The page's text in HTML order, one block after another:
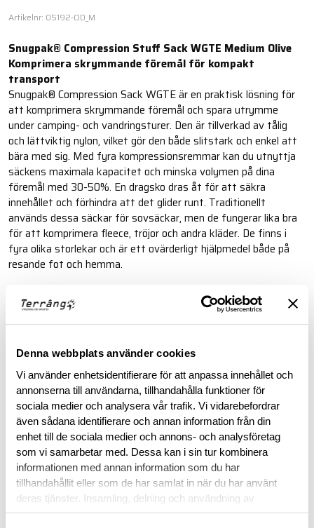
Denna webbplats använder cookies
Vi använder enhetsidentifierare för att anpassa innehållet och
annonserna till användarna, tillhandahålla funktioner för
sociala medier och analysera vår trafik. Vi vidarebefordrar
även sådana identifierare och annan information från din
enhet till de sociala medier och annons- och analysföretag
som vi samarbetar med. Dessa kan i sin tur kombinera
informationen med annan information som du har
tillhandahållit eller som de har samlat in när du har använt
deras tjänster. Insamling, delning och användning av
personuppgifter kan användas för personalisering av
Artikelnr: 05192-OD_M
Snugpak® Compression Stuff Sack WGTE Medium Olive
Komprimera skrymmande föremål för kompakt
transport
Snugpak® Compression Sack WGTE är en praktisk lösning för
att komprimera skrymmande föremål och spara utrymme
under camping- och vandringsturer. Den är tillverkad av tålig
och lättviktig nylon, vilket gör den både slitstark och enkel att
bära med sig. Med fyra kompressionsremmar kan du utnyttja
säckens maximala kapacitet och minska volymen på dina
föremål med 30-50%. En dragsko dras åt för att säkra
innehållet och förhindra att det glider runt. Traditionellt
används dessa säckar för sovsäckar, men de fungerar lika bra
för att komprimera fleece, tröjor och andra kläder. De finns i
fyra olika storlekar och är ett ovärderligt hjälpmedel både på
resande fot och hemma.
BESKRIVNING
RECENSIONER
OM VARUMÄRKET
RELATERADE PRODUKTER